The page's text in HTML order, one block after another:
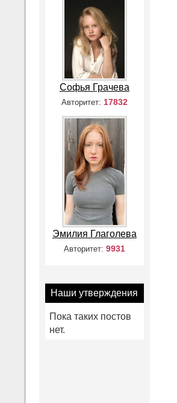
Софья Грачева
Авторитет: 17832
Эмилия Глаголева
Авторитет: 9931
Наши утверждения
Пока таких постов
нет.